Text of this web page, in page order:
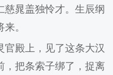
慈晁盖独怜才。生辰纲
。
殿上，见了这条大汉
，把条索子绑了，捉离